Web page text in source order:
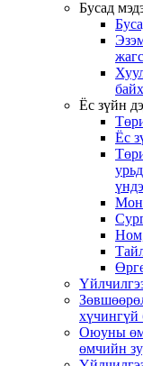
Бусад
Ёс зүйн
Ёс
хүчингүй
Оюуны
өмчийн